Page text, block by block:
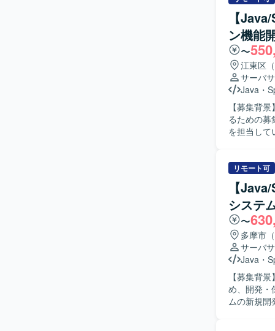
【
ン機能
〜
江東区（
サーバ
Java ・
【募集背
るための募集となります。 【作業内容】
を担当して
【求める
を求めて
とスケジュ
力】 大規
知識や大規
力やテス
ます。 【開発環境】 Java（SpringBoot）を用いたバックエンド開発環境にて、AWS上でシステ
ムを構築
程ごとに
リモート可
【
システ
〜
多摩市
サーバ
Java ・
【募集背
め、開発・保守体制
ムの新規開